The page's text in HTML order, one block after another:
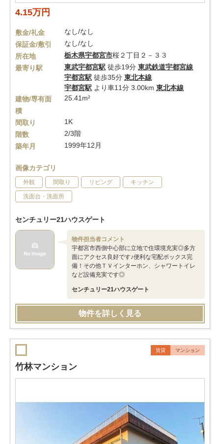
4.15万円
敷金/礼金
なし/なし
保証金/敷引
なし/なし
所在地
栃木県宇都宮市桜２丁目２－３３
最寄り駅
東武宇都宮駅 徒歩19分 東武鉄道宇都宮線
宇都宮駅 徒歩35分 東北本線
宇都宮駅 より車11分 3.00km 東北本線
建物/専有面
積
25.41m²
間取り
1K
階数
2/3階
築年月
1999年12月
画像カテゴリ
外観 間取り リビング キッチン
洗面台・洗面所
センチュリー21ハウスゲート
物件担当者コメント
宇都宮市西側中心部に立地で住環境充実◎多方
面にアクセス良好です♪便利な宅配ボックス完
備！その他ＴＶインターホン、シャワートイレ
など設備充実です◎
センチュリー21ハウスゲート
物件を詳しく見る
賃貸 マンション
竹林マンション